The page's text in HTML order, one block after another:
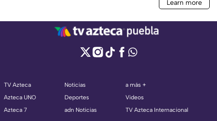
TV Azteca
Azteca UNO
Azteca 7
Noticias
Deportes
adn Noticias
a más +
Videos
TV Azteca Internacional